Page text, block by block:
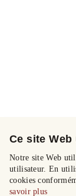
Ce site
Notre site Web
utilisateur. En
cookies
savoir plus